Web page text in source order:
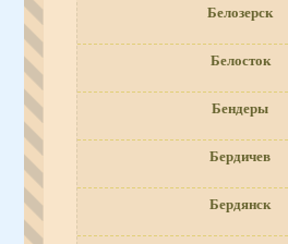
Белозерск
Белосток
Бендеры
Бердичев
Бердянск